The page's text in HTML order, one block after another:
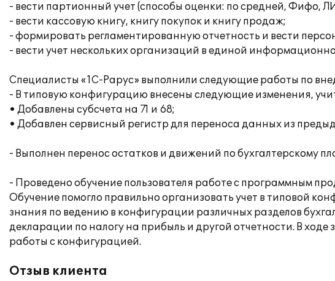
- вести партионный учет (способы оценки: по средней, Фифо,
- вести кассовую книгу, книгу покупок и книгу продаж;
- формировать регламентированную отчетность и вести
- вести учет нескольких организаций в единой
Специалисты «1С-Рарус» выполнили следующие работы по
- В типовую конфигурацию внесены следующие изменения,
• Добавлены субсчета на 71 и 68;
• Добавлен сервисный регистр для переноса данных из
- Выполнен перенос остатков и движений по бухгалтерскому
- Проведено обучение пользователя работе с программным
Обучение помогло правильно организовать учет в типовой
знания по ведению в конфигурации различных разделов
декларации по налогу на прибыль и другой отчетности. В
работы с конфигурацией.
Отзыв клиента